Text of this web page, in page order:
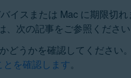
イスまたは Mac に期限切
次の記事をご参照ください
うかを確認してください
を確認します。